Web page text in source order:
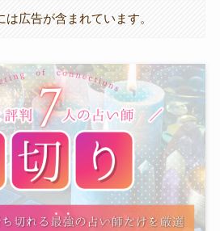
広告が含まれています。